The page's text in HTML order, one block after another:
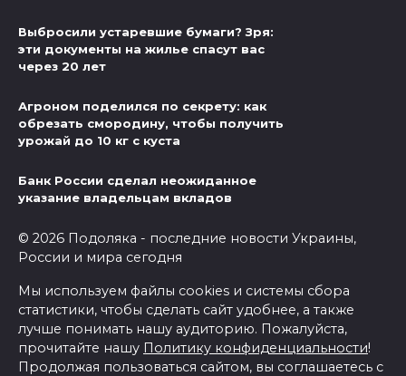
Выбросили устаревшие бумаги? Зря:
эти документы на жилье спасут вас
через 20 лет
Агроном поделился по секрету: как
обрезать смородину, чтобы получить
урожай до 10 кг с куста
Банк России сделал неожиданное
указание владельцам вкладов
© 2026 Подоляка - последние новости Украины,
России и мира сегодня
Мы используем файлы cookies и системы сбора
статистики, чтобы сделать сайт удобнее, а также
лучше понимать нашу аудиторию. Пожалуйста,
прочитайте нашу Политику конфиденциальности!
Продолжая пользоваться сайтом, вы соглашаетесь с